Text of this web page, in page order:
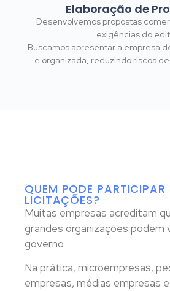
Elaboração de
Desenvolvemos propostas
exigências do
Buscamos apresentar a empresa
e organizada, reduzindo riscos
QUEM PODE PARTICIPAR
LICITAÇÕES?
Muitas empresas acreditam
grandes organizações podem
governo.
Na prática, microempresas,
empresas, médias empresas